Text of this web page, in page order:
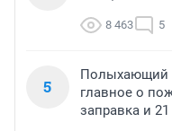
8 463 5
5
Полыхающий
главное о
заправка и